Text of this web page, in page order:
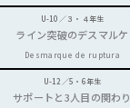
ライン突破のデスマルケ
Desmarque de ruptura
サポートと3人目の関わり